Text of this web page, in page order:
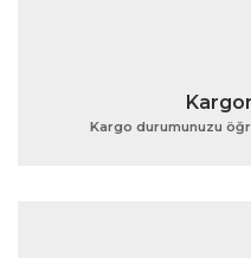
Ürün açıklamasında
Kargo durumunuzu